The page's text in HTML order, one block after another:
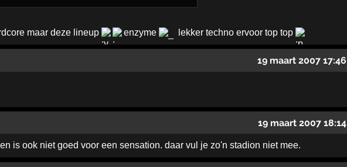
maar deze lineup enzyme lekker techno ervoor top top
19 maart 2007 17:46
19 maart 2007 18:14
is ook niet goed voor een sensation. daar vul je zo'n stadion niet mee.